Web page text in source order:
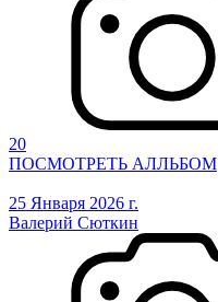
20
ПОСМОТРЕТЬ АЛЛЬБОМ
25 Января 2026 г.
Валерий Сюткин